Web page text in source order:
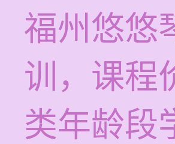
福州悠悠
训，课程
类年龄段